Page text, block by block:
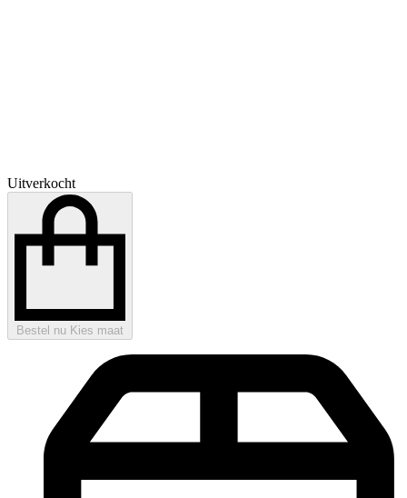
Uitverkocht
Bestel nu Kies maat